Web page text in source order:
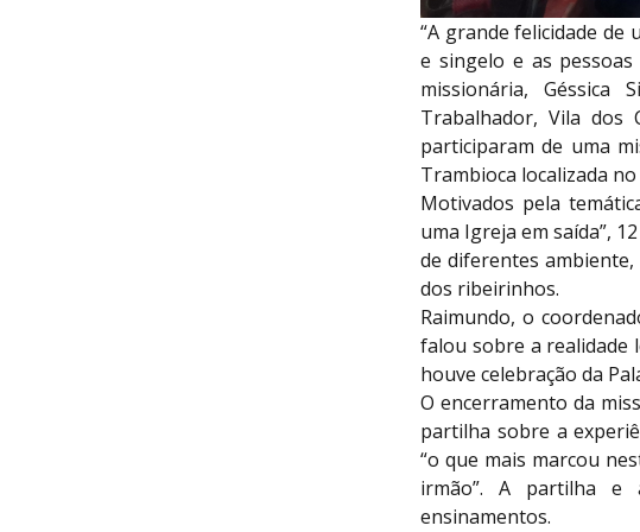
“A grande felicidade de
e singelo e as
missionária,
Trabalhador, Vila dos
participaram de uma
Trambioca localizada
Motivados pela
uma Igreja em saída”,
de diferentes
dos ribeirinhos.
Raimundo, o
falou sobre a realidade
houve celebração da
O encerramento da
partilha sobre a
“o que mais marcou
irmão”. A partilha e
ensinamentos.